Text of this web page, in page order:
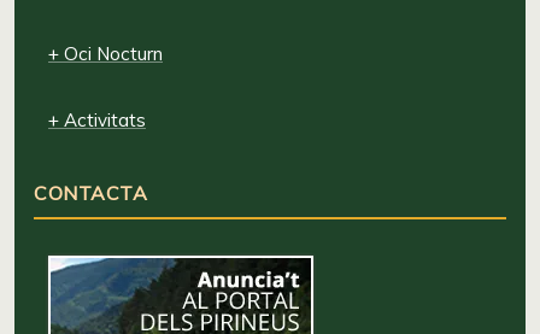
+ Oci Nocturn
+ Activitats
CONTACTA